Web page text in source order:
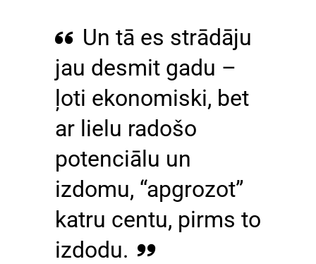
Un tā es strādāju
jau desmit gadu –
ļoti ekonomiski, bet
ar lielu radošo
potenciālu un
izdomu, “apgrozot”
katru centu, pirms to
izdodu.